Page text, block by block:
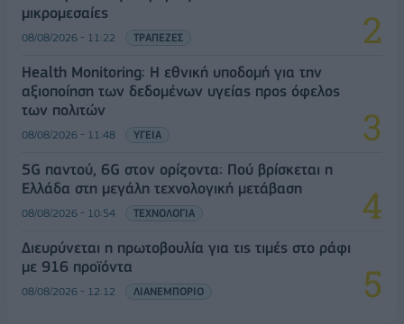
μικρομεσαίες
08/08/2026 - 11:22 ΤΡΑΠΕΖΕΣ
Health Monitoring: Η εθνική υποδομή για την
αξιοποίηση των δεδομένων υγείας προς όφελος
των πολιτών
08/08/2026 - 11:48 ΥΓΕΙΑ
5G παντού, 6G στον ορίζοντα: Πού βρίσκεται η
Ελλάδα στη μεγάλη τεχνολογική μετάβαση
08/08/2026 - 10:54 ΤΕΧΝΟΛΟΓΙΑ
Διευρύνεται η πρωτοβουλία για τις τιμές στο ράφι
με 916 προϊόντα
08/08/2026 - 12:12 ΛΙΑΝΕΜΠΟΡΙΟ